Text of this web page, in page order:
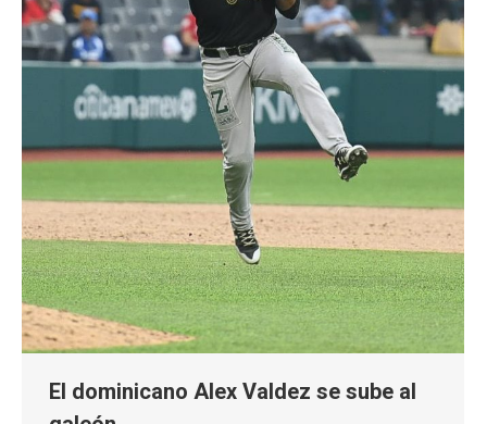
El dominicano Alex Valdez se sube al